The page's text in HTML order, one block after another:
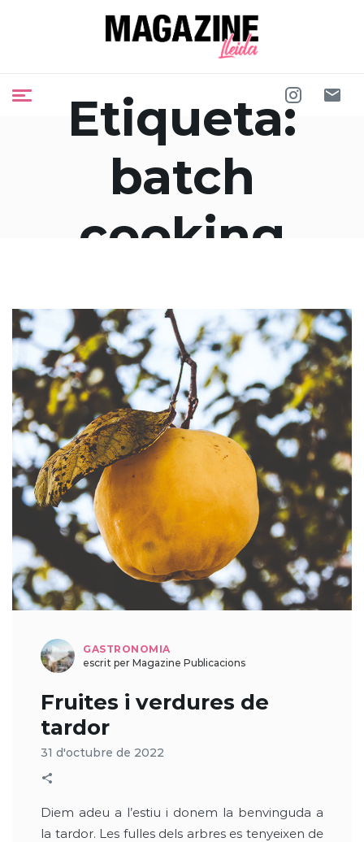
Etiqueta:
batch
cooking
GASTRONOMIA
escrit per Magazine Publicacions
Fruites i verdures de
tardor
31 d'octubre de 2022
Diem adeu a l’estiu i donem la benvinguda a
la tardor. Les fulles dels arbres es tenyeixen de